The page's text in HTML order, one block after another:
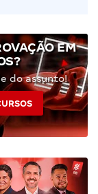
EM
do assunto!